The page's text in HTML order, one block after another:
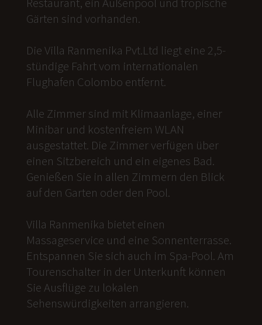
Gärten sind vorhanden.
Die Villa Ranmenika Pvt.Ltd liegt eine 2,5-
stündige Fahrt vom internationalen
Flughafen Colombo entfernt.
Alle Zimmer sind mit Klimaanlage, einer
Minibar und kostenfreiem WLAN
ausgestattet. Die Zimmer verfügen über
einen Sitzbereich und ein eigenes Bad.
Genießen Sie in allen Zimmern den Blick
auf den Garten oder den Pool.
Villa Ranmenika bietet einen
Massageservice und eine Sonnenterrasse.
Entspannen Sie sich auch im Spa-Pool. Am
Tourenschalter in der Unterkunft können
Sie Ausflüge zu lokalen
Sehenswürdigkeiten arrangieren.